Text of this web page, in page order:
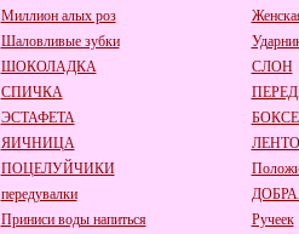
Миллион алых роз
Шаловливые зубки
ШОКОЛАДКА
СЛОН
СПИЧКА
ЭСТАФЕТА
ЯИЧНИЦА
ПОЦЕЛУЙЧИКИ
передувалки
Приниси воды напиться
Ручеек